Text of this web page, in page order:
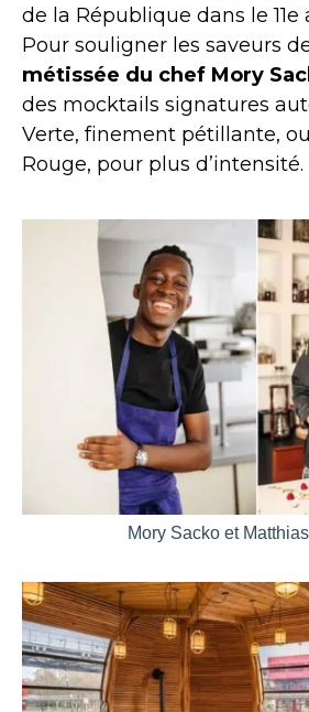
de la République dans le
Pour souligner les saveurs
métissée du chef Mory
des mocktails signatures
Verte, finement pétillante,
Rouge, pour plus d’intensité.
Mory Sacko et